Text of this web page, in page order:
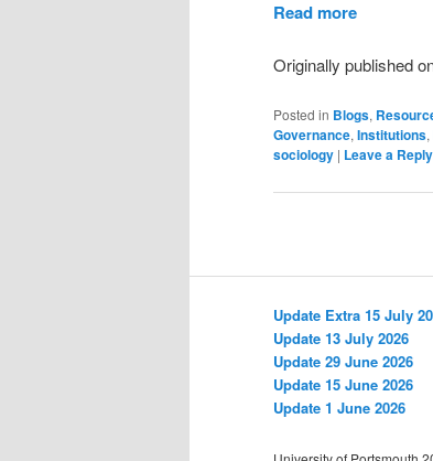
Read more
Originally published
Posted in Blogs,
Governance,Institutions,
sociology | Leave a Reply
Update Extra 15 July
Update 13 July 2026
Update 29 June 2026
Update 15 June 2026
Update 1 June 2026